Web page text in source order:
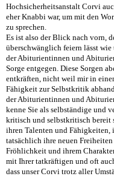
Hochsicherheitsanstalt Corvi
eher Knabbi war, um mit den
zu sprechen.
Es ist also der Blick nach vorn,
überschwänglich feiern lässt
der Abiturientinnen und
Sorge entgegen. Diese Sorgen
entkräften, nicht weil mir in
Fähigkeit zur Selbstkritik
der Abiturientinnen und
kenne Sie als selbständige und
kritisch und selbstkritisch bereit
ihren Talenten und Fähigkeiten,
tatsächlich ihre neuen
Fröhlichkeit und ihrem
mit Ihrer tatkräftigen und oft
dass unser Corvi trotz aller